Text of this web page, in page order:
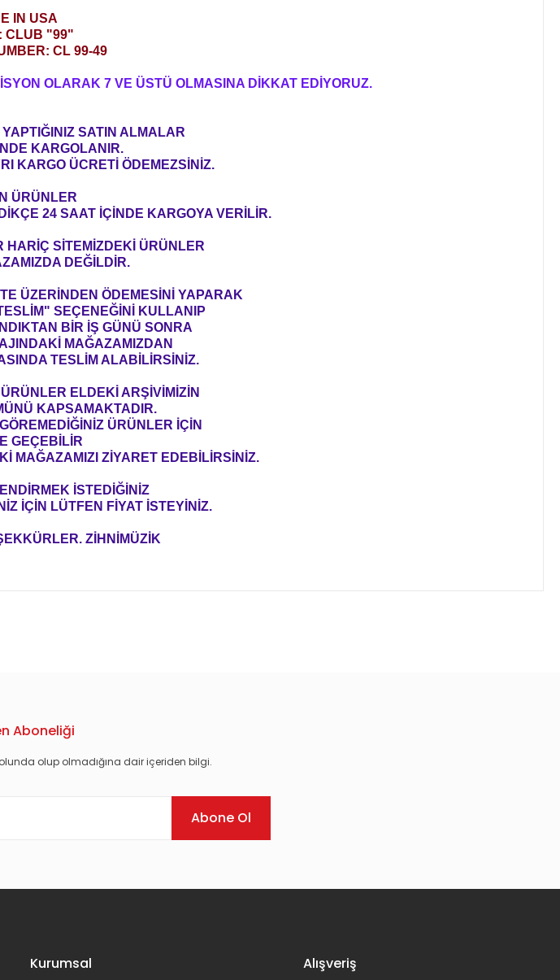
IN USA
CLUB "99"
CL 99-49
OLARAK 7 VE ÜSTÜ OLMASINA DİKKAT EDİYORUZ.
SATIN ALMALAR
KARGOLANIR.
KARGO ÜCRETİ ÖDEMEZSİNİZ.
ÜRÜNLER
24 SAAT İÇİNDE KARGOYA VERİLİR.
SİTEMİZDEKİ ÜRÜNLER
DEĞİLDİR.
ÜZERİNDEN ÖDEMESİNİ YAPARAK
SEÇENEĞİNİ KULLANIP
BİR İŞ GÜNÜ SONRA
MAĞAZAMIZDAN
TESLİM ALABİLİRSİNİZ.
ELDEKİ ARŞİVİMİZİN
KAPSAMAKTADIR.
ÜRÜNLER İÇİN
GEÇEBİLİR
MAĞAZAMIZI ZİYARET EDEBİLİRSİNİZ.
İSTEDİĞİNİZ
İÇİN LÜTFEN FİYAT İSTEYİNİZ.
ZİHNİMÜZİK
Aboneliği
olup olmadığına dair içeriden bilgi.
Abone Ol
Kurumsal Alışveriş